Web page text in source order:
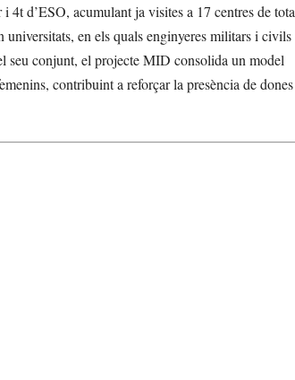
4t d’ESO, acumulant ja visites a 17 centres de tota
universitats, en els quals enginyeres militars i civils
seu conjunt, el projecte MID consolida un model
contribuint a reforçar la presència de dones